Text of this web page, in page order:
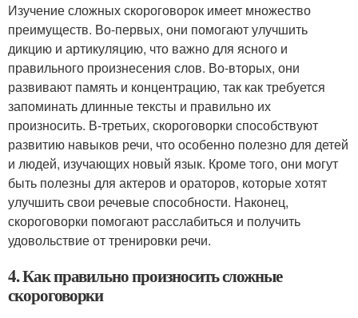
Изучение сложных скороговорок имеет множество
преимуществ. Во-первых, они помогают улучшить
дикцию и артикуляцию, что важно для ясного и
правильного произнесения слов. Во-вторых, они
развивают память и концентрацию, так как требуется
запоминать длинные тексты и правильно их
произносить. В-третьих, скороговорки способствуют
развитию навыков речи, что особенно полезно для детей
и людей, изучающих новый язык. Кроме того, они могут
быть полезны для актеров и ораторов, которые хотят
улучшить свои речевые способности. Наконец,
скороговорки помогают расслабиться и получить
удовольствие от тренировки речи.
4. Как правильно произносить сложные
скороговорки